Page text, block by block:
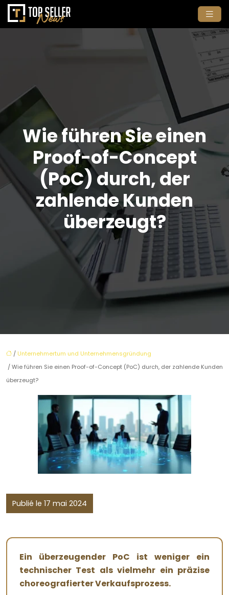
Wie führen Sie einen
Proof-of-Concept
(PoC) durch, der
zahlende Kunden
überzeugt?
/ Unternehmertum und Unternehmensgründung
/ Wie führen Sie einen Proof-of-Concept (PoC) durch, der zahlende Kunden
überzeugt?
Publié le 17 mai 2024
Ein überzeugender PoC ist weniger ein
technischer Test als vielmehr ein präzise
choreografierter Verkaufsprozess.